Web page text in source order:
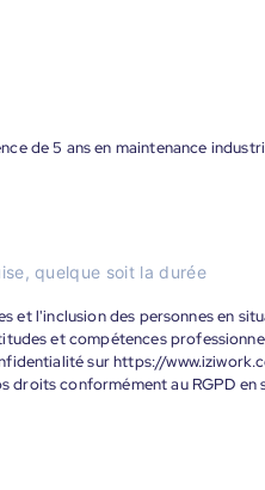
de 5 ans en maintenance
quelque soit la durée
et l'inclusion des personnes en
et compétences
sur https://
droits conformément au RGPD